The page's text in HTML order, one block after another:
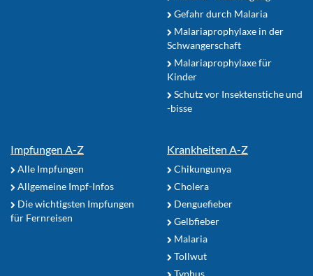
Gefahr durch Malaria
Malariaprophylaxe in der
Schwangerschaft
Malariaprophylaxe für
Kinder
Schutz vor Insektenstiche und
-bisse
Impfungen A-Z
Alle Impfungen
Allgemeine Impf-Infos
Die wichtigsten Impfungen
für Fernreisen
Krankheiten A-Z
Chikungunya
Cholera
Denguefieber
Gelbfieber
Malaria
Tollwut